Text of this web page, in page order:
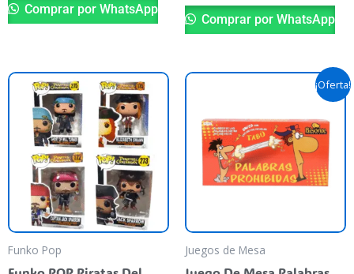
Comprar por WhatsApp
Comprar por WhatsApp
Funko Pop
Este
variantes.
se
pueden
elegir
¡Oferta!
Juegos de Mesa
El
era:
$ 50.000,00.
El
precio
actual
es:
$